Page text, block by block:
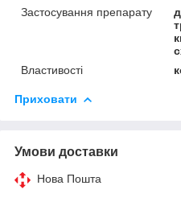
Застосування препарату
Властивості
Приховати
Умови доставки
Нова Пошта